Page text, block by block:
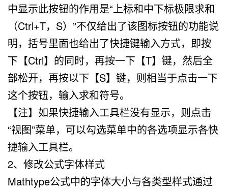
中显示此按钮的作用是“上标和中下标极限求和
（Ctrl+T，S）”不仅给出了该图标按钮的功能说
明，括号里面也给出了快捷键输入方式，即按
下【Ctrl】的同时，再按一下【T】键，然后全
部松开，再按以下【S】键，则相当于点击一下
这个按钮，输入求和符号。
【注】如果快捷输入工具栏没有显示，则点击
“视图”菜单，可以勾选菜单中的各选项显示各快
捷输入工具栏。
2、修改公式字体样式
Mathtype公式中的字体大小与各类型样式通过